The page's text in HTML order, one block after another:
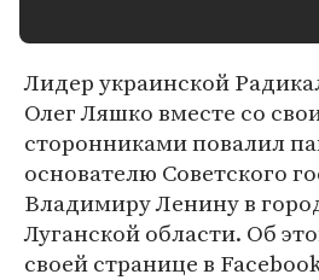
Лидер украинской
Олег Ляшко вместе со
сторонниками повалил
основателю Советского
Владимиру Ленину в
Луганской области. Об
своей странице в